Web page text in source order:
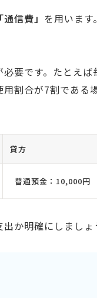
「通信費」 を用いま
要です。たとえ
割合が7割である
貸方
普通預金：10,000円
か明確にしましょ